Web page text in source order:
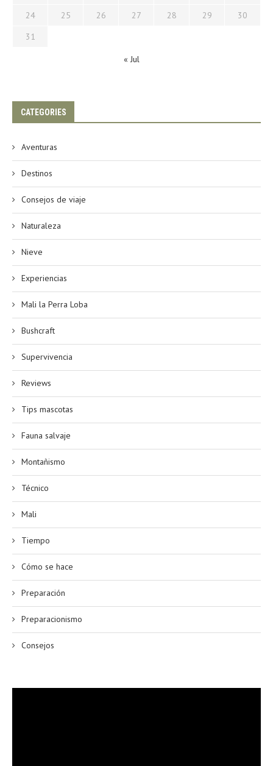
24
25 26 27 28 29
30
31
« Jul
CATEGORIES
Aventuras
Destinos
Consejos de viaje
Naturaleza
Nieve
Experiencias
Mali la Perra Loba
Bushcraft
Supervivencia
Reviews
Tips mascotas
Fauna salvaje
Montañismo
Técnico
Mali
Tiempo
Cómo se hace
Preparación
Preparacionismo
Consejos